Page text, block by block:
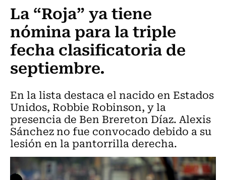
La “Roja” ya tiene
nómina para la triple
fecha clasificatoria de
septiembre.
En la lista destaca el nacido en Estados
Unidos, Robbie Robinson, y la
presencia de Ben Brereton Díaz. Alexis
Sánchez no fue convocado debido a su
lesión en la pantorrilla derecha.